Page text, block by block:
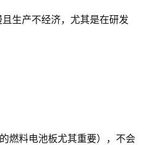
生产不经济，尤其是在研发
燃料电池板尤其重要），不会